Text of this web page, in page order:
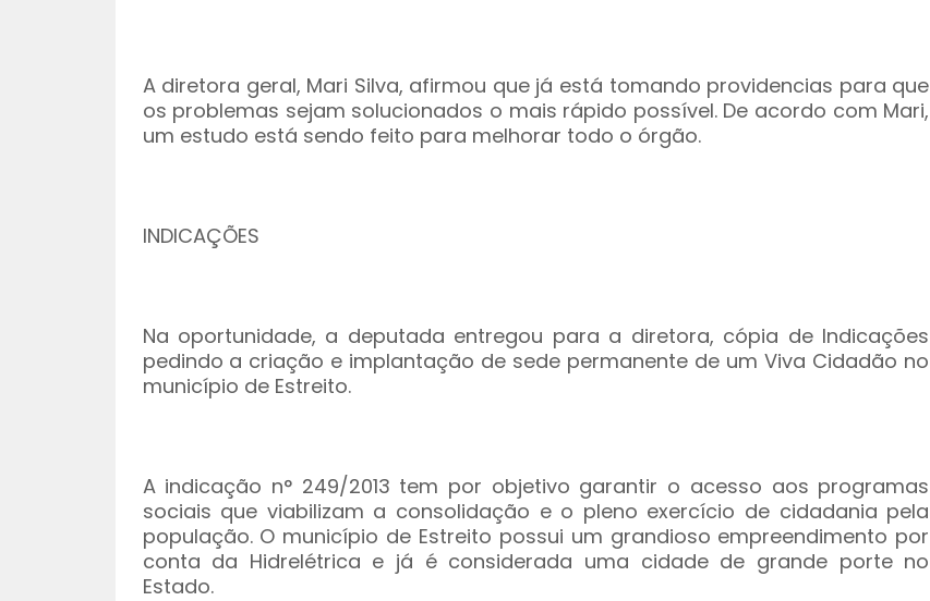
A diretora geral, Mari Silva, afirmou que já está tomando providencias para que
os problemas sejam solucionados o mais rápido possível. De acordo com Mari,
um estudo está sendo feito para melhorar todo o órgão.
INDICAÇÕES
Na oportunidade, a deputada entregou para a diretora, cópia de Indicações
pedindo a criação e implantação de sede permanente de um Viva Cidadão no
município de Estreito.
A indicação n° 249/2013 tem por objetivo garantir o acesso aos programas
sociais que viabilizam a consolidação e o pleno exercício de cidadania pela
população. O município de Estreito possui um grandioso empreendimento por
conta da Hidrelétrica e já é considerada uma cidade de grande porte no
Estado.